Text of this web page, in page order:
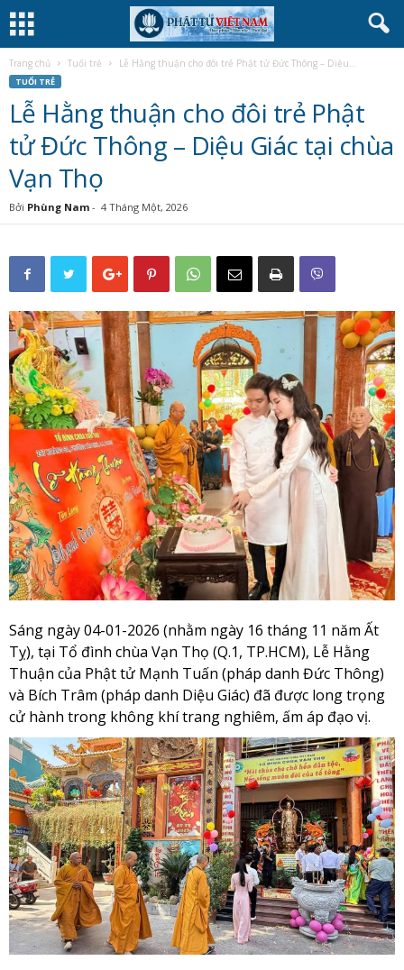
Trang chủ Tuổi trẻ Lễ Hằng thuận cho đôi trẻ Phật tử Đức Thông – Diệu...
TUỔI TRẺ
Lễ Hằng thuận cho đôi trẻ Phật
tử Đức Thông – Diệu Giác tại chùa
Vạn Thọ
Bởi Phùng Nam - 4 Tháng Một, 2026
Sáng ngày 04-01-2026 (nhằm ngày 16 tháng 11 năm Ất
Tỵ), tại Tổ đình chùa Vạn Thọ (Q.1, TP.HCM), Lễ Hằng
Thuận của Phật tử Mạnh Tuấn (pháp danh Đức Thông)
và Bích Trâm (pháp danh Diệu Giác) đã được long trọng
cử hành trong không khí trang nghiêm, ấm áp đạo vị.